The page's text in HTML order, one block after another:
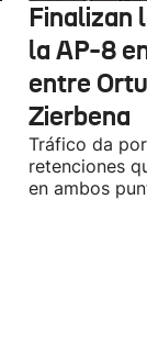
Finalizan
la AP-8
entre
Zierbena
Tráfico da por
retenciones
en ambos